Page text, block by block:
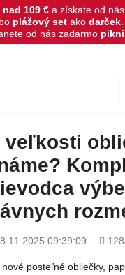
nad 109 € a získate od nás
plážový set akodarček.
od nás zadarmo
veľkosti
09:39:09
Počet
posteľné obliečky,